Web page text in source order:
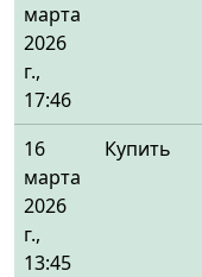
марта
2026
г.,
17:46
16
марта
2026
г.,
13:45
Купить